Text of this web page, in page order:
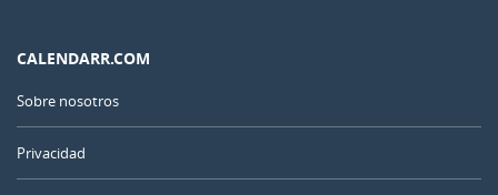
CALENDARR.COM
Sobre nosotros
Privacidad